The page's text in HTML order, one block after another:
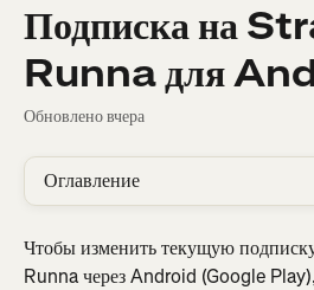
Подписка на
Runna для
Обновлено вчера
Оглавление
Чтобы изменить текущую
Runna через Android (Google